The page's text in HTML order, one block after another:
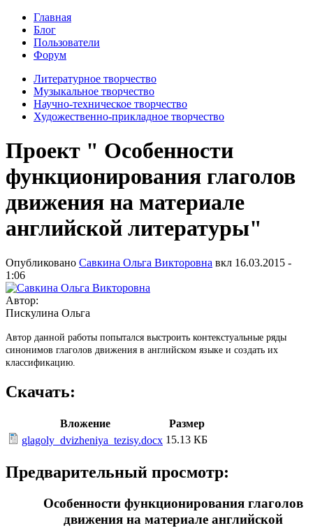
Главная
Блог
Пользователи
Форум
Литературное творчество
Музыкальное творчество
Научно-техническое творчество
Художественно-прикладное творчество
Проект " Особенности
функционирования глаголов
движения на материале
английской литературы"
Опубликовано Савкина Ольга Викторовна вкл 16.03.2015 -
1:06
Автор:
Пискулина Ольга
Автор данной работы попытался выстроить контекстуальные ряды
синонимов глаголов движения в английском языке и создать их
классификацию.
Скачать:
Вложение
Размер
glagoly_dvizheniya_tezisy.docx 15.13 КБ
Предварительный просмотр:
Особенности функционирования глаголов
движения на материале английской